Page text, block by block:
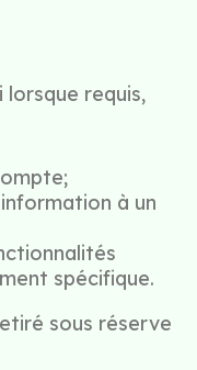
requis,
à un
spécifique.
sous réserve